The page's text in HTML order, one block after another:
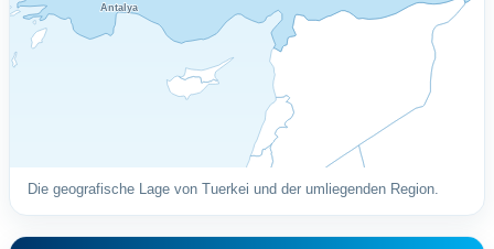
Antalya
Die geografische Lage von Tuerkei und der umliegenden Region.